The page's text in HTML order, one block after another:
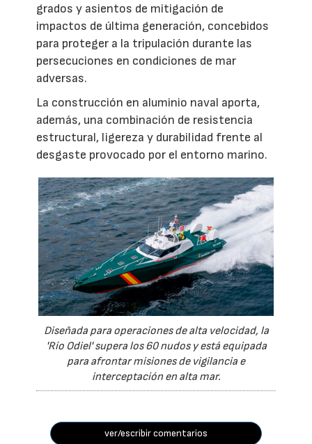
grados y asientos de mitigación de
impactos de última generación, concebidos
para proteger a la tripulación durante las
persecuciones en condiciones de mar
adversas.
La construcción en aluminio naval aporta,
además, una combinación de resistencia
estructural, ligereza y durabilidad frente al
desgaste provocado por el entorno marino.
Diseñada para operaciones de alta velocidad, la
'Río Odiel' supera los 60 nudos y está equipada
para afrontar misiones de vigilancia e
interceptación en alta mar.
ver/escribir comentarios